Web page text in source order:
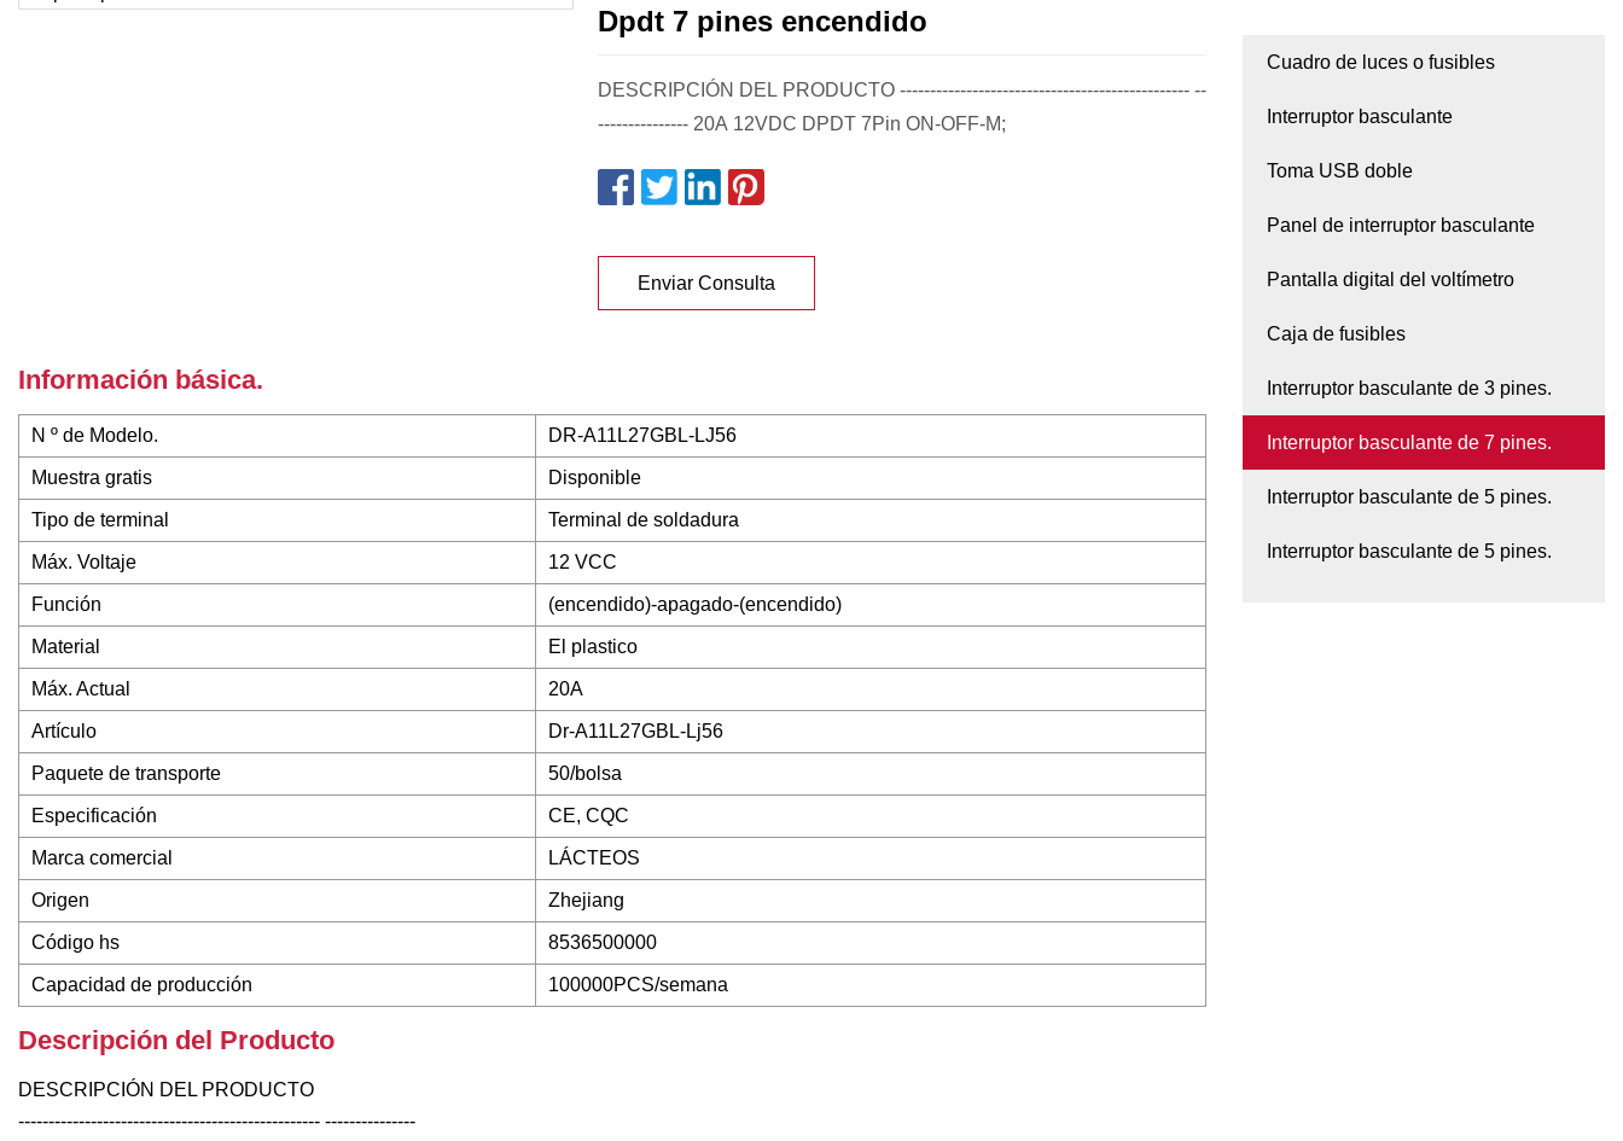
Dpdt 7 pines encendido
DESCRIPCIÓN DEL PRODUCTO ------------------------------------------------ --
--------------- 20A 12VDC DPDT 7Pin ON-OFF-M;
Enviar Consulta
Información básica.
N º de Modelo. DR-A11L27GBL-LJ56
Muestra gratis Disponible
Tipo de terminal Terminal de soldadura
Máx. Voltaje 12 VCC
Función (encendido)-apagado-(encendido)
Material El plastico
Máx. Actual 20A
Artículo Dr-A11L27GBL-Lj56
Paquete de transporte 50/bolsa
Especificación CE, CQC
Marca comercial LÁCTEOS
Origen Zhejiang
Código hs 8536500000
Capacidad de producción 100000PCS/semana
Descripción del Producto
DESCRIPCIÓN DEL PRODUCTO
-------------------------------------------------- ---------------
Cuadro de luces o fusibles
Interruptor basculante
Toma USB doble
Panel de interruptor basculante
Pantalla digital del voltímetro
Caja de fusibles
Interruptor basculante de 3 pines.
Interruptor basculante de 7 pines.
Interruptor basculante de 5 pines.
Interruptor basculante de 5 pines.